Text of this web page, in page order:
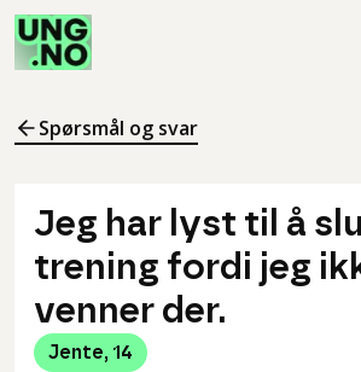
Spørsmål og svar
Jeg har lyst til å
trening fordi jeg
venner der.
Jente, 14